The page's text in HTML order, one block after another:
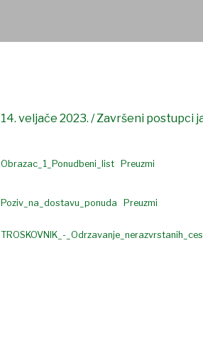
14. veljače 2023. /Završeni postupci
Obrazac_1_Ponudbeni_list Preuzmi
Poziv_na_dostavu_ponuda Preuzmi
TROSKOVNIK_-